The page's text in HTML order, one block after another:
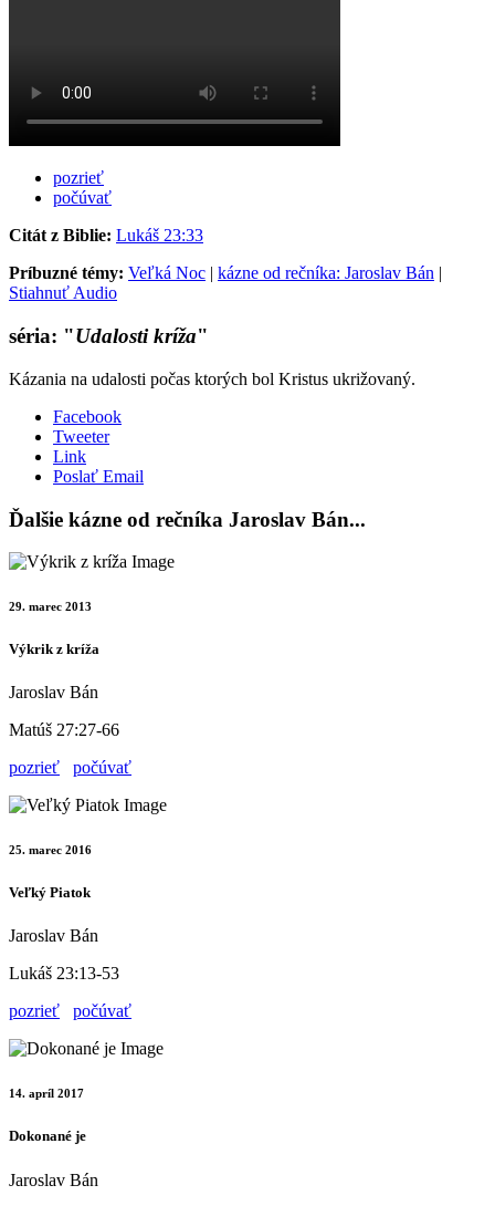
pozrieť
počúvať
Citát z Biblie: Lukáš 23:33
Príbuzné témy: Veľká Noc | kázne od rečníka: Jaroslav Bán |
Stiahnuť Audio
séria: "Udalosti kríža"
Kázania na udalosti počas ktorých bol Kristus ukrižovaný.
Facebook
Tweeter
Link
Poslať Email
Ďalšie kázne od rečníka Jaroslav Bán...
29. marec 2013
Výkrik z kríža
Jaroslav Bán
Matúš 27:27-66
pozrieť
počúvať
25. marec 2016
Veľký Piatok
Jaroslav Bán
Lukáš 23:13-53
pozrieť
počúvať
14. apríl 2017
Dokonané je
Jaroslav Bán